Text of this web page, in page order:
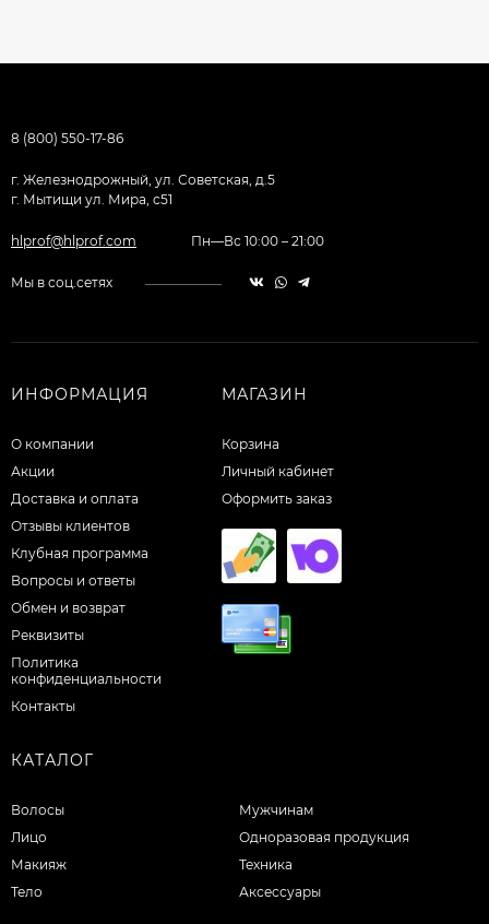
8 (800) 550-17-86
г. Железнодрожный, ул. Советская, д.5
г. Мытищи ул. Мира, с51
hlprof@hlprof.com Пн—Вс 10:00 – 21:00
Мы в соц.сетях
ИНФОРМАЦИЯ
О компании
Акции
Доставка и оплата
Отзывы клиентов
Клубная программа
Вопросы и ответы
Обмен и возврат
Реквизиты
Политика
конфиденциальности
Контакты
МАГАЗИН
Корзина
Личный кабинет
Оформить заказ
КАТАЛОГ
Волосы
Лицо
Макияж
Тело
Мужчинам
Одноразовая продукция
Техника
Аксессуары